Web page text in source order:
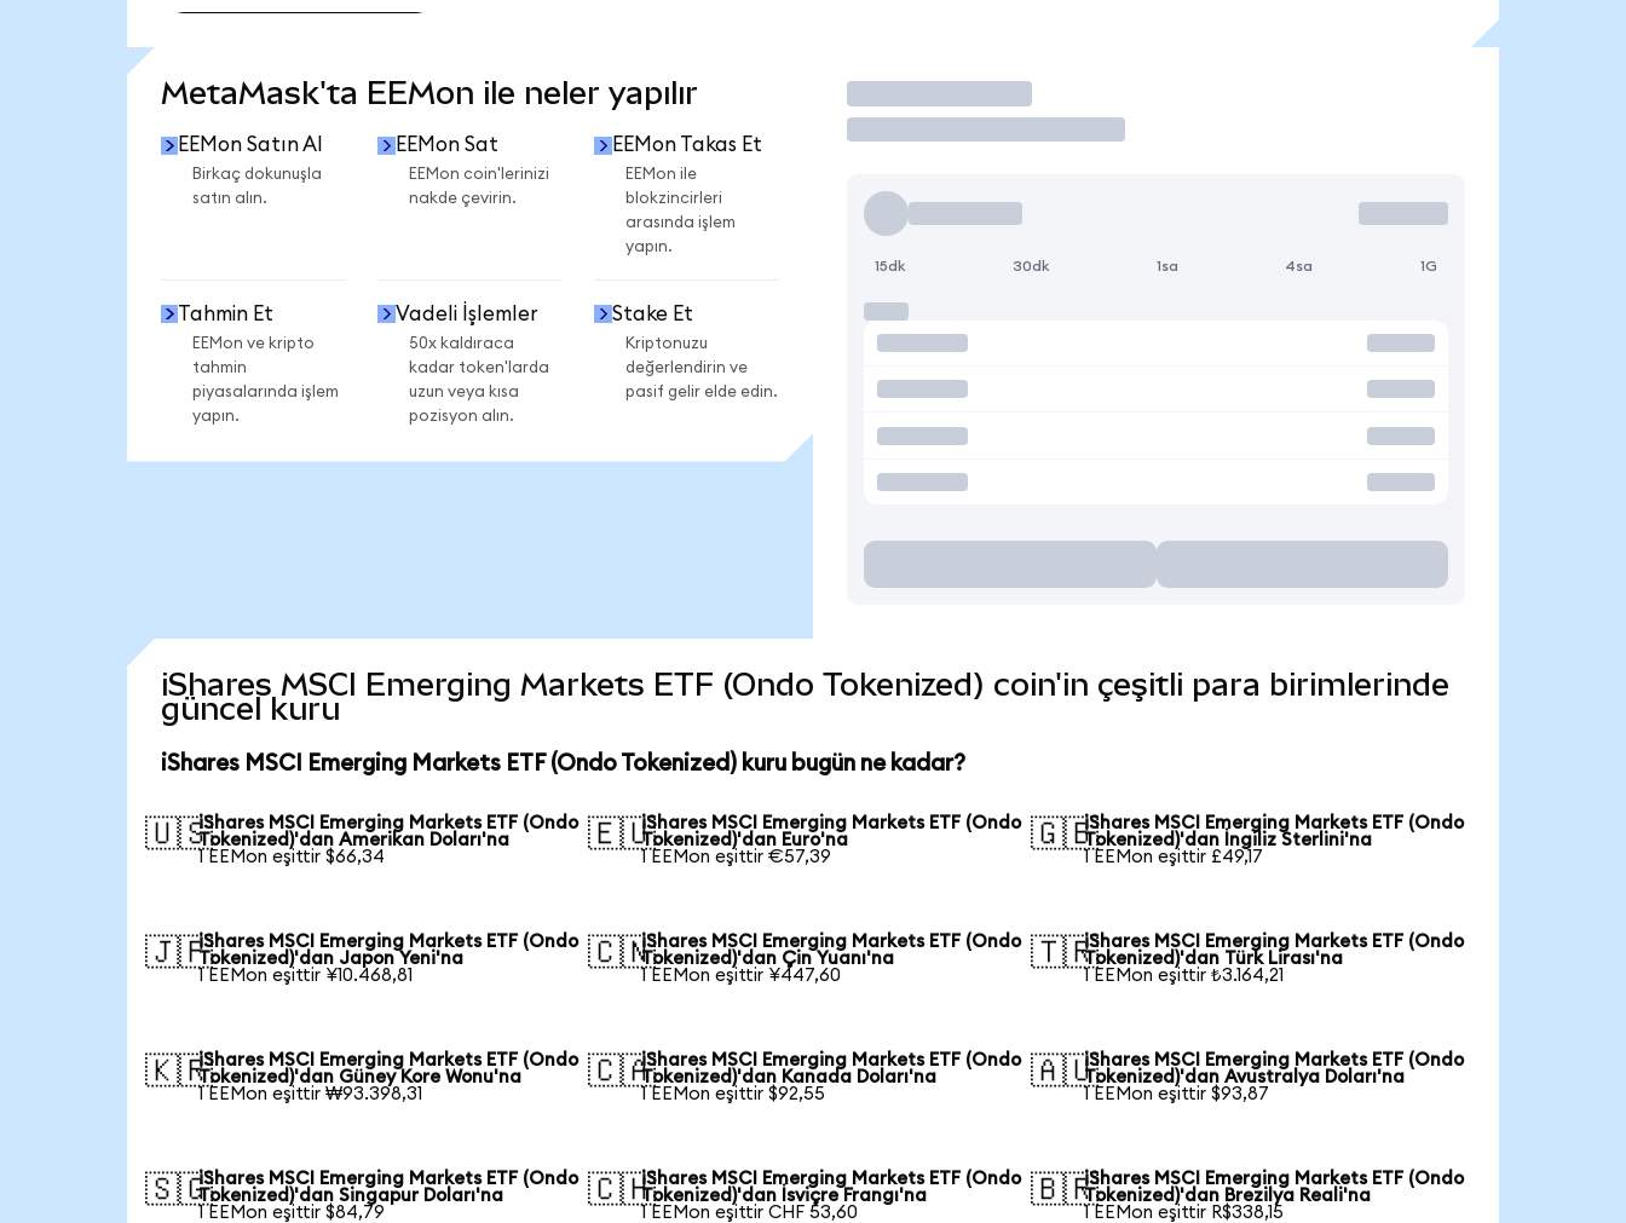
MetaMask'ta EEMon ile neler yapılır
EEMon Satın Al
Birkaç dokunuşla
satın alın.
EEMon Sat
EEMon coin'lerinizi
nakde çevirin.
EEMon Takas Et
EEMon ile
blokzincirleri
arasında işlem
yapın.
Tahmin Et
EEMon ve kripto
tahmin
piyasalarında işlem
yapın.
Vadeli İşlemler
50x kaldıraca
kadar token'larda
uzun veya kısa
pozisyon alın.
Stake Et
Kriptonuzu
değerlendirin ve
pasif gelir elde edin.
İşlem Yap
15dk 30dk 1sa 4sa 1G
iShares MSCI Emerging Markets ETF (Ondo Tokenized) coin'in çeşitli para birimlerinde
güncel kuru
iShares MSCI Emerging Markets ETF (Ondo Tokenized) kuru bugün ne kadar?
🇺🇸iShares MSCI Emerging Markets ETF (Ondo
Tokenized)'dan Amerikan Doları'na
1 EEMon eşittir $66,34
🇪🇺iShares MSCI Emerging Markets ETF (Ondo
Tokenized)'dan Euro'na
1 EEMon eşittir €57,39
🇬🇧iShares MSCI Emerging Markets ETF (Ondo
Tokenized)'dan İngiliz Sterlini'na
1 EEMon eşittir £49,17
🇯🇵iShares MSCI Emerging Markets ETF (Ondo
Tokenized)'dan Japon Yeni'na
1 EEMon eşittir ¥10.468,81
🇨🇳iShares MSCI Emerging Markets ETF (Ondo
Tokenized)'dan Çin Yuanı'na
1 EEMon eşittir ¥447,60
🇹🇷iShares MSCI Emerging Markets ETF (Ondo
Tokenized)'dan Türk Lirası'na
1 EEMon eşittir ₺3.164,21
🇰🇷iShares MSCI Emerging Markets ETF (Ondo
Tokenized)'dan Güney Kore Wonu'na
1 EEMon eşittir ₩93.398,31
🇨🇦iShares MSCI Emerging Markets ETF (Ondo
Tokenized)'dan Kanada Doları'na
1 EEMon eşittir $92,55
🇦🇺iShares MSCI Emerging Markets ETF (Ondo
Tokenized)'dan Avustralya Doları'na
1 EEMon eşittir $93,87
🇸🇬iShares MSCI Emerging Markets ETF (Ondo
Tokenized)'dan Singapur Doları'na
1 EEMon eşittir $84,79
🇨🇭iShares MSCI Emerging Markets ETF (Ondo
Tokenized)'dan İsviçre Frangı'na
1 EEMon eşittir CHF 53,60
🇧🇷iShares MSCI Emerging Markets ETF (Ondo
Tokenized)'dan Brezilya Reali'na
1 EEMon eşittir R$338,15